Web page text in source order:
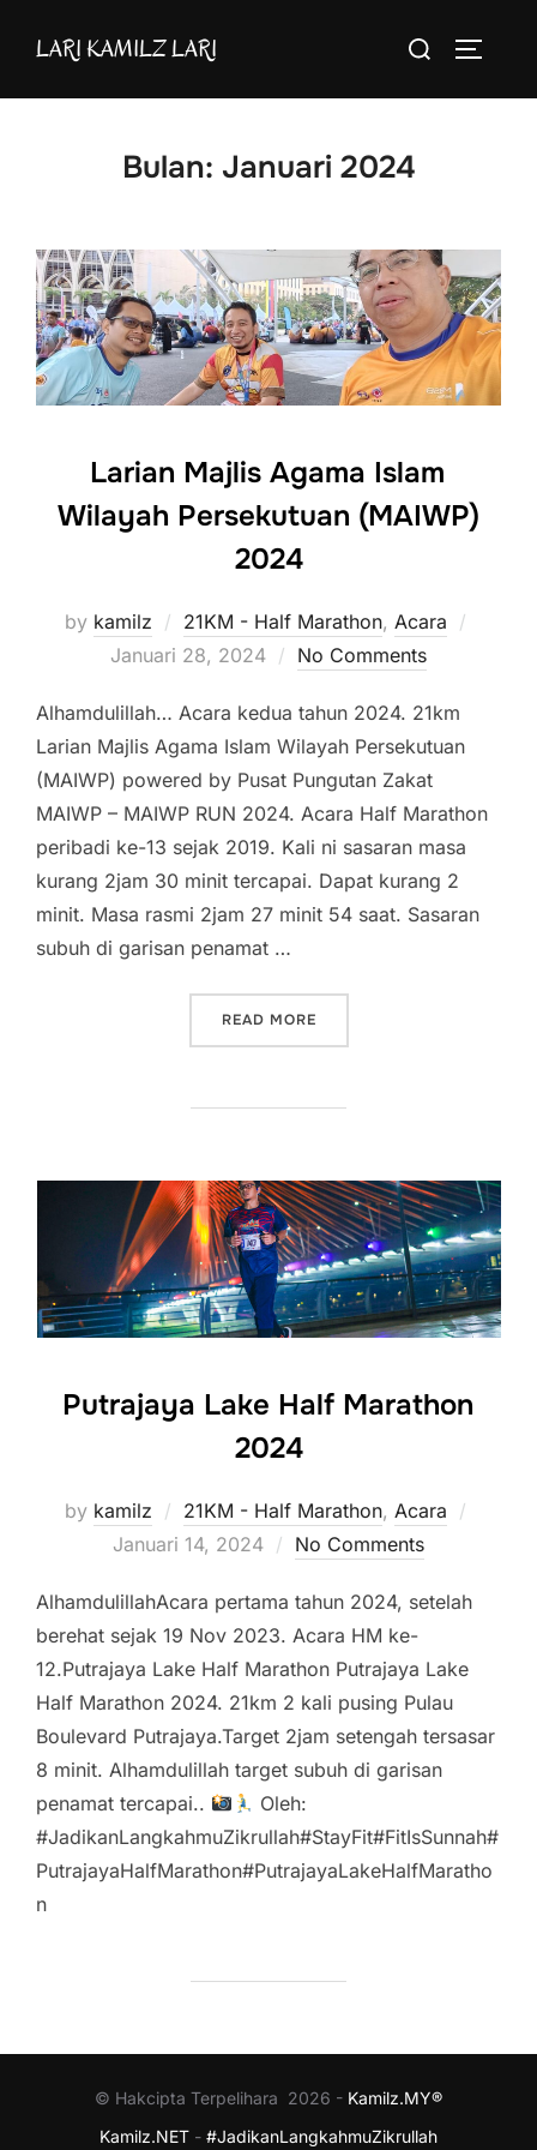
LARI KAMILZ LARI
Search
Bulan: Januari 2024
Larian Majlis Agama Islam
Wilayah Persekutuan (MAIWP)
2024
by kamilz 21KM - Half Marathon, Acara
Januari 28, 2024 No Comments
Alhamdulillah… Acara kedua tahun 2024. 21km
Larian Majlis Agama Islam Wilayah Persekutuan
(MAIWP) powered by Pusat Pungutan Zakat
MAIWP – MAIWP RUN 2024. Acara Half Marathon
peribadi ke-13 sejak 2019. Kali ni sasaran masa
kurang 2jam 30 minit tercapai. Dapat kurang 2
minit. Masa rasmi 2jam 27 minit 54 saat. Sasaran
subuh di garisan penamat …
READ MORE“LARIAN MAJLIS AGAMA
Putrajaya Lake Half Marathon
2024
by kamilz 21KM - Half Marathon, Acara
Januari 14, 2024 No Comments
AlhamdulillahAcara pertama tahun 2024, setelah
berehat sejak 19 Nov 2023. Acara HM ke-
12.Putrajaya Lake Half Marathon Putrajaya Lake
Half Marathon 2024. 21km 2 kali pusing Pulau
Boulevard Putrajaya.Target 2jam setengah tersasar
8 minit. Alhamdulillah target subuh di garisan
penamat tercapai..
Oleh:
#JadikanLangkahmuZikrullah#StayFit#FitIsSunnah#
PutrajayaHalfMarathon#PutrajayaLakeHalfMaratho
n
© Hakcipta Terpelihara 2026 - Kamilz.MY®
Kamilz.NET - #JadikanLangkahmuZikrullah